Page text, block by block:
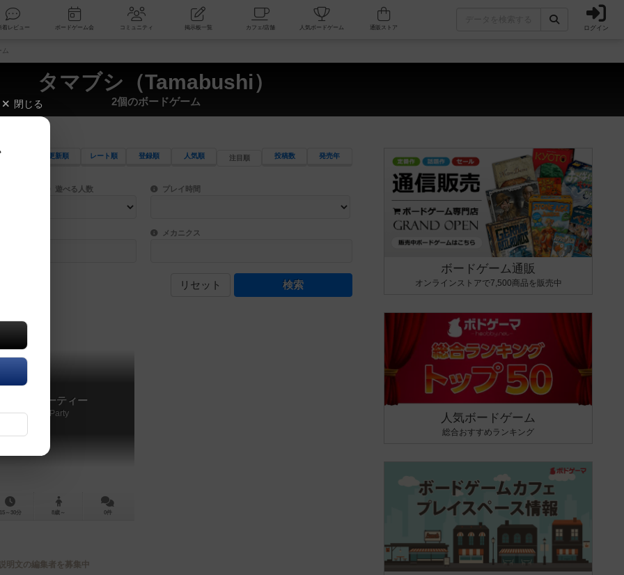
新着レビュー ボードゲーム会 コミュニティ 掲示板一覧 カフェ/店舗 人気ボードゲーム ログイン
タマブシ（Tamabushi）
2個のボードゲーム
更新順 レート順 登録順 人気順 注目順 投稿数 発売年
ード検索ができます。
索できます。 プレイ対象人数に含まれるボードゲームを指定します。
遊べる人数 目安となる所要時間を指定することができます。マニュアルを読む時間や参加者へのルール説明時間は含まれていないため、初めて
プレイ時間
などモチーフ・ストーリーを指定することができます。直感的にゲームシステムを理解できるよう、中世ファンタジー・クッキング・海賊同士の対決など、ゲームコンセプトを絞
ゲーム性を構成するコアシステムです。主にボードゲームに慣れている方向けの絞込機能です。例えば「ダイスロール」はランダ
メカニクス
リセット
カレーパーティー
Geshi Curry Party
15～30分 8歳～ 0件
明文の編集者を募集中
ボードゲーム通販
オンラインストアで7,500商品を販売中
人気ボードゲーム
総合おすすめランキング
閉じる